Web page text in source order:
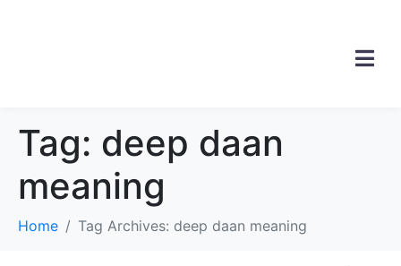
Tag: deep daan
meaning
Home Tag Archives: deep daan meaning